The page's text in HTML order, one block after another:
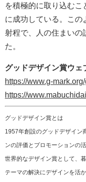
を積極的に取り込むこ
に成功している。この
射程で、人の住まい
た。
グッドデザイン賞ウェ
https://www.g-
https://
グッドデザイン賞とは
1957年創設のグッドデザイン
ンの評価とプロモーションの
世界的なデザイン賞として、
テーマの解決にデザインを活